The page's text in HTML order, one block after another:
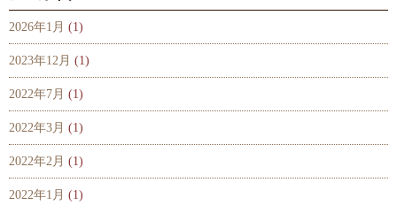
2026年1月 (1)
2023年12月 (1)
2022年7月 (1)
2022年3月 (1)
2022年2月 (1)
2022年1月 (1)